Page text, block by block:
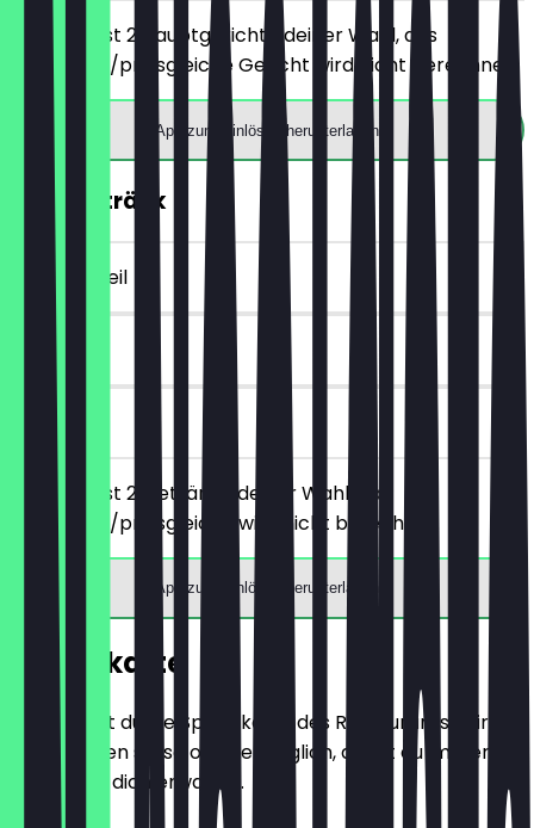
Du bestellst 2 Hauptgerichte deiner Wahl, das
günstigere/preisgleiche Gericht wird nicht berechnet.
App zum Einlösen herunterladen
2für1 Getränk
~15 € Vorteil
30 Tage
vor Ort
Du bestellst 2 Getränke deiner Wahl, das
günstigere/preisgleiche wird nicht berechnet.
App zum Einlösen herunterladen
Speisekarte
Hier findest du die Speisekarte des Restaurants. Wir
aktualisieren sie so oft wie möglich, damit du immer
weißt, was dich erwartet.